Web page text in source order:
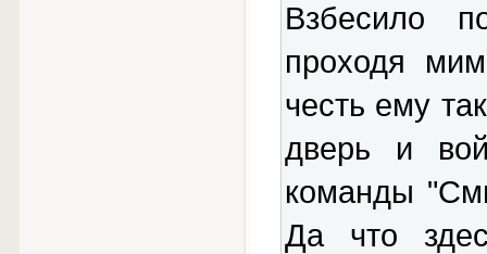
Взбесило
проходя
честь ему
дверь и
команды
Да что